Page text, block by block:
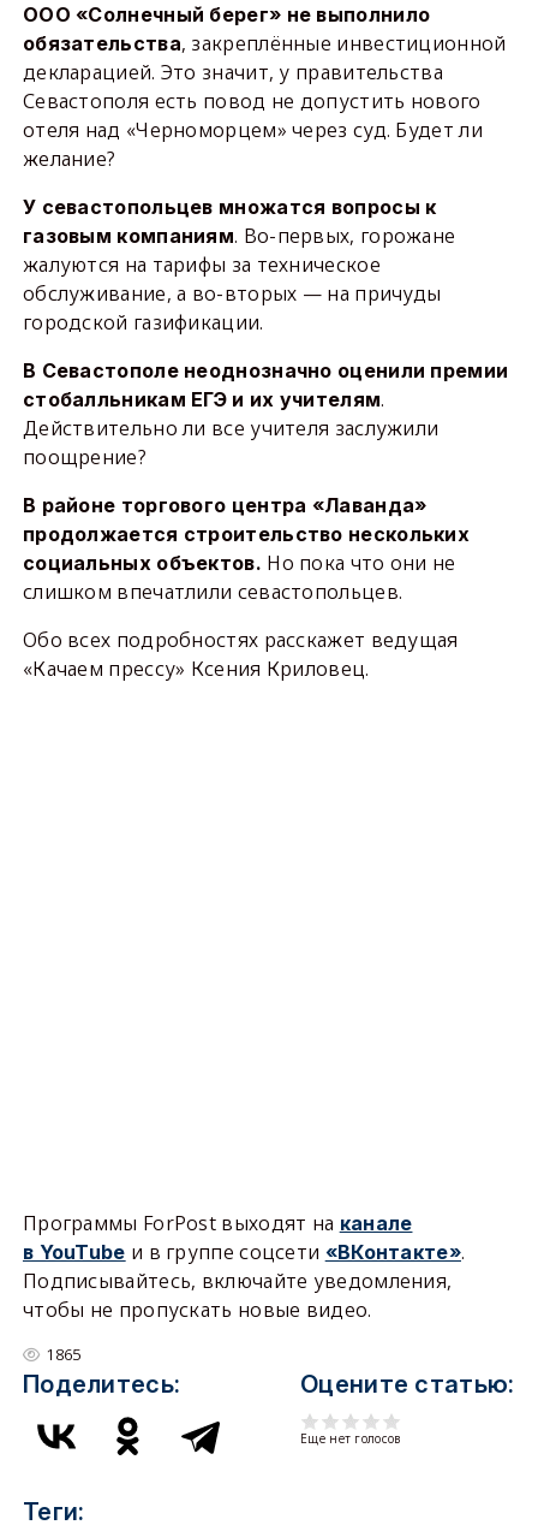
ООО «Солнечный берег» не выполнило
обязательства, закреплённые инвестиционной
декларацией. Это значит, у правительства
Севастополя есть повод не допустить нового
отеля над «Черноморцем» через суд. Будет ли
желание?
У севастопольцев множатся вопросы к
газовым компаниям. Во-первых, горожане
жалуются на тарифы за техническое
обслуживание, а во-вторых — на причуды
городской газификации.
В Севастополе неоднозначно оценили премии
стобалльникам ЕГЭ и их учителям.
Действительно ли все учителя заслужили
поощрение?
В районе торгового центра «Лаванда»
продолжается строительство нескольких
социальных объектов. Но пока что они не
слишком впечатлили севастопольцев.
Обо всех подробностях расскажет ведущая
«Качаем прессу» Ксения Криловец.
Программы ForPost выходят на канале
в YouTube и в группе соцсети «ВКонтакте».
Подписывайтесь, включайте уведомления,
чтобы не пропускать новые видео.
1865
Поделитесь: Оцените статью:
Еще нет голосов
Теги: